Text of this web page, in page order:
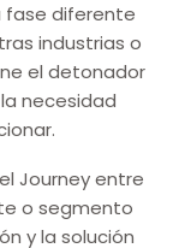
fase diferente
industrias o
el detonador
necesidad
Journey entre
o segmento
y la solución